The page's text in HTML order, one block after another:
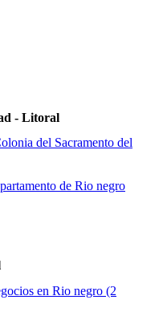
- Litoral
del Sacramento del
de Rio negro
en Rio negro (2